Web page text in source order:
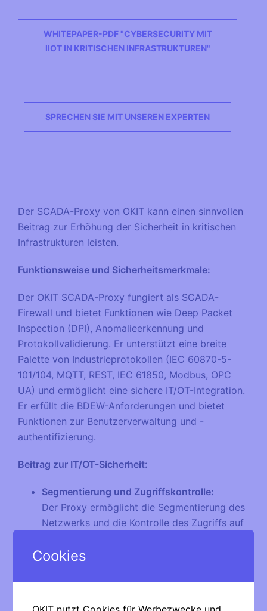
WHITEPAPER-PDF "CYBERSECURITY MIT
IIOT IN KRITISCHEN INFRASTRUKTUREN"
SPRECHEN SIE MIT UNSEREN EXPERTEN
Der SCADA-Proxy von OKIT kann einen sinnvollen
Beitrag zur Erhöhung der Sicherheit in kritischen
Infrastrukturen leisten.
Funktionsweise und Sicherheitsmerkmale:
Der OKIT SCADA-Proxy fungiert als SCADA-
Firewall und bietet Funktionen wie Deep Packet
Inspection (DPI), Anomalieerkennung und
Protokollvalidierung. Er unterstützt eine breite
Palette von Industrieprotokollen (IEC 60870-5-
101/104, MQTT, REST, IEC 61850, Modbus, OPC
UA) und ermöglicht eine sichere IT/OT-Integration.
Er erfüllt die BDEW-Anforderungen und bietet
Funktionen zur Benutzerverwaltung und -
authentifizierung.
Beitrag zur IT/OT-Sicherheit:
Segmentierung und Zugriffskontrolle:
Der Proxy ermöglicht die Segmentierung des
Netzwerks und die Kontrolle des Zugriffs auf
laterale Bewegung von Angreifern, die über
Netzwerk eindringen könnten.
Cookies